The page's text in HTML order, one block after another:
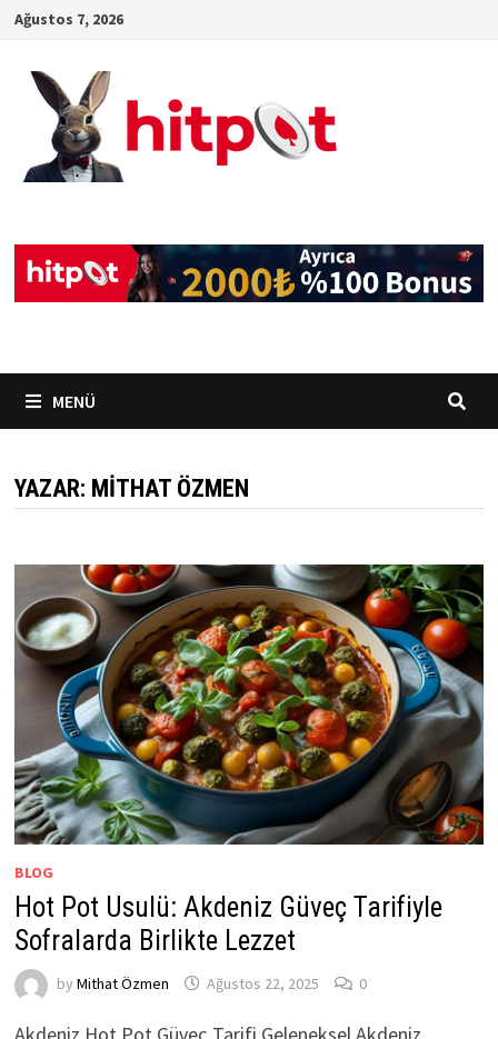
İçeriğe
Ağustos 7, 2026
MENÜ
YAZAR: MITHAT ÖZMEN
BLOG
Hot Pot Usulü: Akdeniz Güveç Tarifiyle
Sofralarda Birlikte Lezzet
by Mithat Özmen Ağustos 22, 2025 0
Akdeniz Hot Pot Güveç Tarifi Geleneksel Akdeniz